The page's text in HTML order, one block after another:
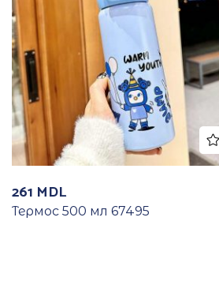
261 MDL
Термос 500 мл 67495